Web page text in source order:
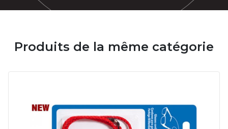
Produits de la même catégorie